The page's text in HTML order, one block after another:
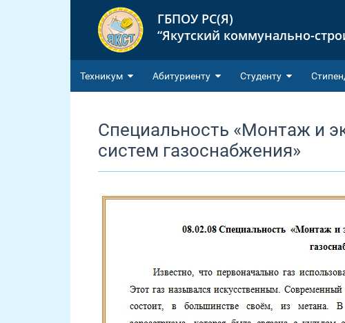
ГБПОУ РС(Я)
“Якутский коммунально-
Техникум Абитуриенту Студенту
Специальность «Монтаж и
систем газоснабжения»